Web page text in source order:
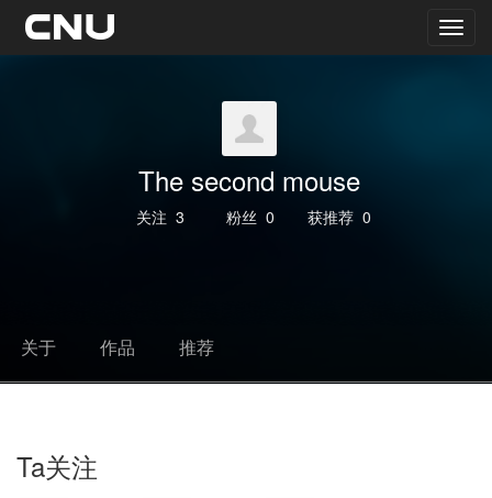
The second mouse
关注 3 粉丝 0 获推荐 0
关于 作品 推荐
Ta关注